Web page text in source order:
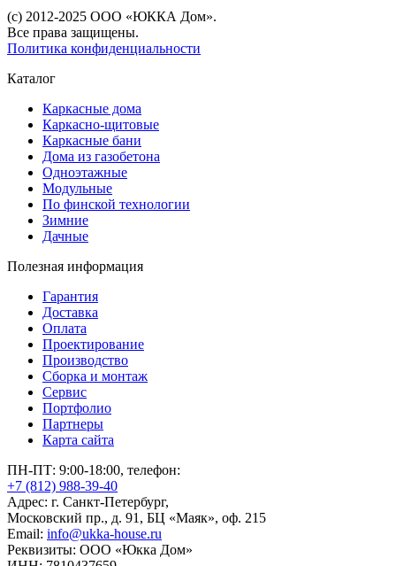
(с) 2012-2025 ООО «ЮККА Дoм».
Все права защищены.
Политика конфиденциальности
Каталог
Каркасные дома
Каркасно-щитовые
Каркасные бани
Дома из газобетона
Одноэтажные
Модульные
По финской технологии
Зимние
Дачные
Полезная информация
Гарантия
Доставка
Оплата
Проектирование
Производство
Сборка и монтаж
Сервис
Портфолио
Партнеры
Карта сайта
ПН-ПТ: 9:00-18:00, телефон:
+7 (812) 988-39-40
Адрес: г. Санкт-Петербург,
Московский пр., д. 91, БЦ «Маяк», оф. 215
Email: info@ukka-house.ru
Реквизиты: ООО «Юкка Дoм»